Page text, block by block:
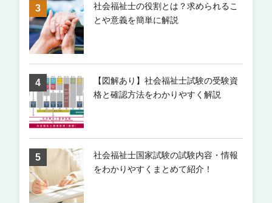
社会福祉士の役割とは？求められるこ
とや意義を簡単に解説
【図解あり】社会福祉士試験の受験資
格と確認方法をわかりやすく解説
社会福祉士国家試験の試験内容・情報
をわかりやすくまとめて紹介！